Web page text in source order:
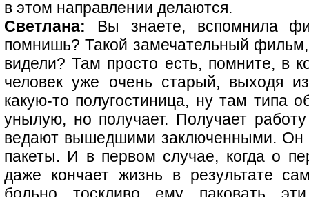
в этом направлении делаются.
Светлана: Вы знаете, вспомнила
помнишь? Такой замечательный
видели? Там просто есть, помните, в
человек уже очень старый, выходя
какую-то полугостиница, ну там типа
унылую, но получает. Получает
ведают вышедшими заключенными. Он
пакеты. И в первом случае, когда о
даже кончает жизнь в результате